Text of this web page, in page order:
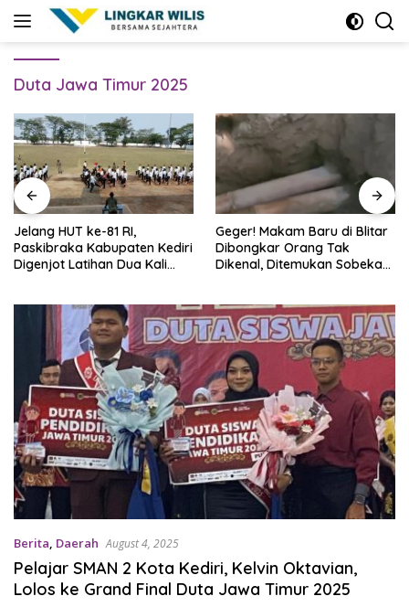
Duta Jawa Timur 2025
Jelang HUT ke-81 RI,
Paskibraka Kabupaten Kediri
Digenjot Latihan Dua Kali
Geger! Makam Baru di Blitar
Dibongkar Orang Tak
Dikenal, Ditemukan Sobekan
Berita, Daerah August 4, 2025
Pelajar SMAN 2 Kota Kediri, Kelvin Oktavian,
Lolos ke Grand Final Duta Jawa Timur 2025